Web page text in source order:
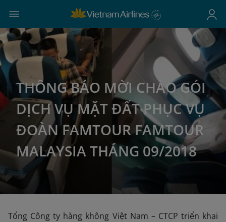
THÔNG BÁO MỜI CHÀO GÓI
DỊCH VỤ MẶT ĐẤT PHỤC VỤ
ĐOÀN FAMTOUR FAMTOUR
MALAYSIA THÁNG 09/2018
Tổng Công ty hàng không Việt Nam – CTCP triển khai